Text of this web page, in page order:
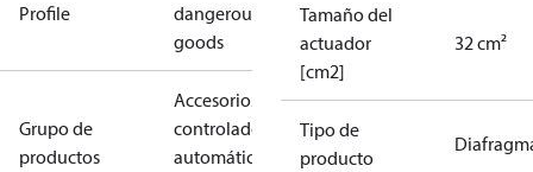
Profile
dangerous
goods
Grupo de
productos
Accesorios:
controladores
automáticos
Tamaño del
actuador
[cm2]
32 cm²
Tipo de
producto